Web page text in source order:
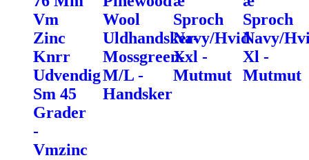
Vm
Zinc
Knrr
Udvendig
Sm 45
Grader
-
Vmzinc
Wool
Uldhandsker-
Mossgreen-
M/L -
Handsker
Sproch
Navy/Hvid
Xxl -
Mutmut
Sproch
Navy/
Xl -
Mutmut